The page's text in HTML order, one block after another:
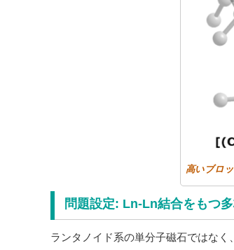
高いブロ
問題設定: Ln-Ln結合をもつ
ランタノイド系の単分子磁石ではな